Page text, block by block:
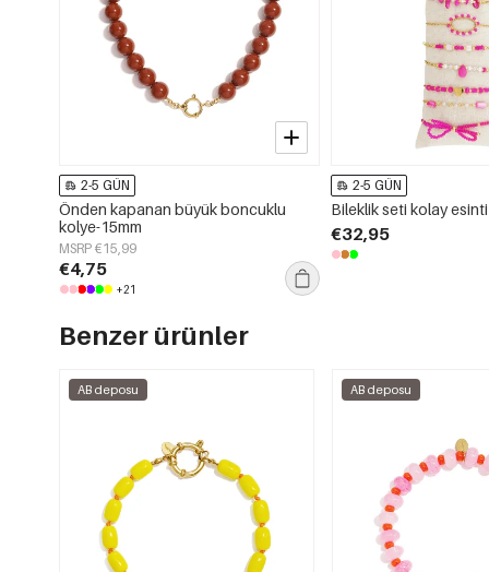
2-5 GÜN
Önden kapanan büyük boncuklu
kolye-15mm
MSRP €15,99
€4,75
+21
2-5 GÜN
Bileklik seti kolay esinti
€32,95
Benzer ürünler
AB deposu AB deposu